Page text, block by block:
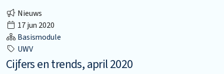
Nieuws
17 jun 2020
Basismodule
UWV
Cijfers en trends, april 2020